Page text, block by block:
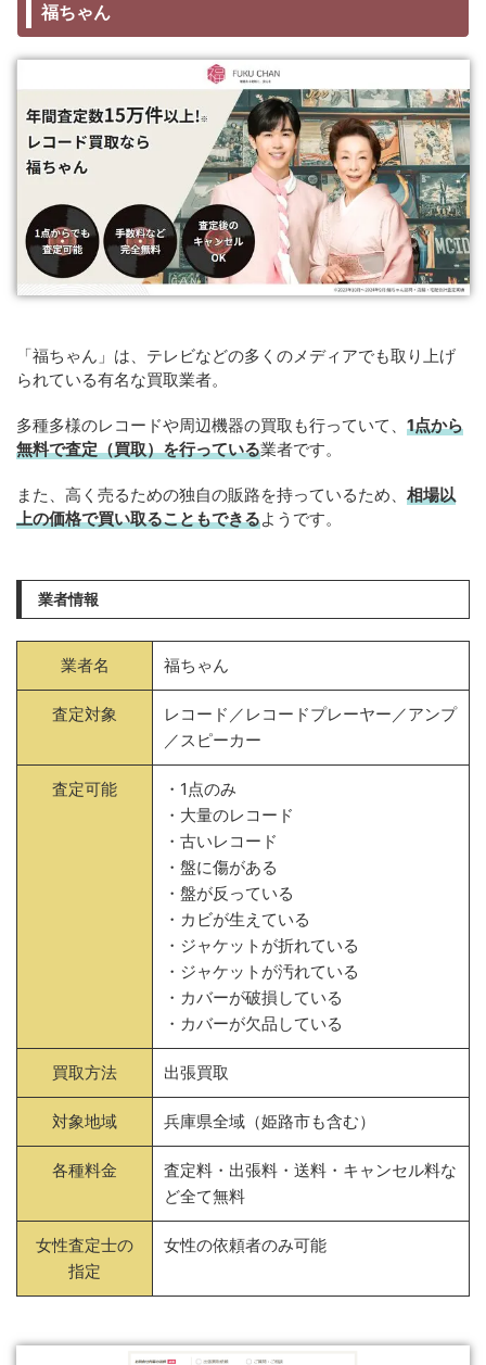
福ちゃん
「福ちゃん」は、テレビなどの多くのメディアでも取り上げ
られている有名な買取業者。
多種多様のレコードや周辺機器の買取も行っていて、 1点から
無料で査定（買取）を行っている業者です。
また、高く売るための独自の販路を持っているため、 相場以
上の価格で買い取ることもできるようです。
業者情報
業者名 福ちゃん
査定対象
レコード／レコードプレーヤー／アンプ
／スピーカー
査定可能
・1点のみ
・大量のレコード
・古いレコード
・盤に傷がある
・盤が反っている
・カビが生えている
・ジャケットが折れている
・ジャケットが汚れている
・カバーが破損している
・カバーが欠品している
買取方法 出張買取
対象地域 兵庫県全域（姫路市も含む）
各種料金
査定料・出張料・送料・キャンセル料な
ど全て無料
女性査定士の
指定
女性の依頼者のみ可能